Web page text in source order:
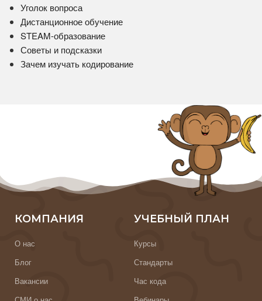
Уголок вопроса
Дистанционное обучение
STEAM-образование
Советы и подсказки
Зачем изучать кодирование
КОМПАНИЯ
О нас
Блог
Вакансии
УЧЕБНЫЙ ПЛАН
Курсы
Стандарты
Час кода